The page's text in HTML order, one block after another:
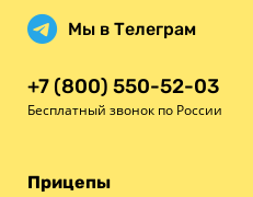
Мы в Телеграм
+7 (800) 550-52-03
Бесплатный звонок по России
Прицепы